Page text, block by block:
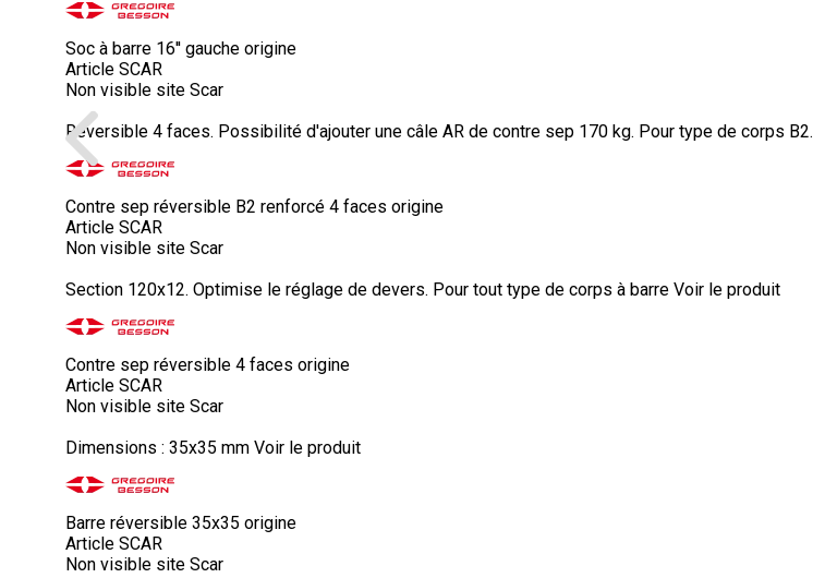
Soc à barre 16'' gauche origine
Article SCAR
Non visible site Scar
Reversible 4 faces. Possibilité d'ajouter une câle AR de contre sep 170 kg. Pour type de corps B2.
Contre sep réversible B2 renforcé 4 faces origine
Article SCAR
Non visible site Scar
Section 120x12. Optimise le réglage de devers. Pour tout type de corps à barre Voir le produit
Contre sep réversible 4 faces origine
Article SCAR
Non visible site Scar
Dimensions : 35x35 mm Voir le produit
Barre réversible 35x35 origine
Article SCAR
Non visible site Scar